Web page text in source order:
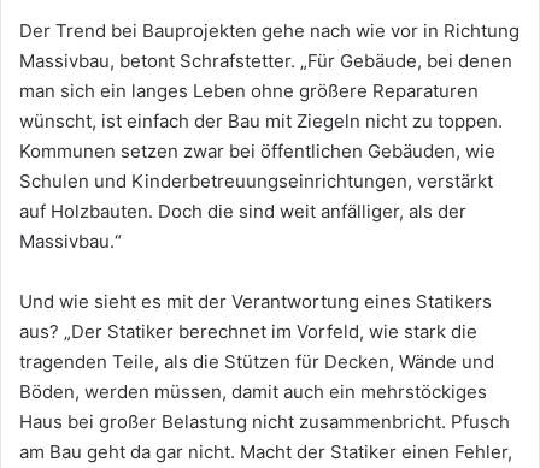
Der Trend bei Bauprojekten gehe nach wie vor in Richtung
Massivbau, betont Schrafstetter. „Für Gebäude, bei denen
man sich ein langes Leben ohne größere Reparaturen
wünscht, ist einfach der Bau mit Ziegeln nicht zu toppen.
Kommunen setzen zwar bei öffentlichen Gebäuden, wie
Schulen und Kinderbetreuungseinrichtungen, verstärkt
auf Holzbauten. Doch die sind weit anfälliger, als der
Massivbau.“
Und wie sieht es mit der Verantwortung eines Statikers
aus? „Der Statiker berechnet im Vorfeld, wie stark die
tragenden Teile, als die Stützen für Decken, Wände und
Böden, werden müssen, damit auch ein mehrstöckiges
Haus bei großer Belastung nicht zusammenbricht. Pfusch
am Bau geht da gar nicht. Macht der Statiker einen Fehler,